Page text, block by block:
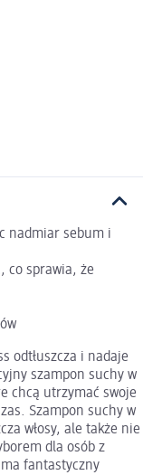
nadmiar sebum i
co sprawia, że
odtłuszcza i nadaje
szampon suchy w
chcą utrzymać swoje
Szampon suchy w
włosy, ale także nie
dla osób z
fantastyczny